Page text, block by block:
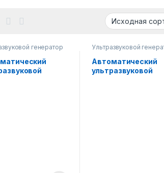
генератор
пластика и
материалов 15–40
Ультразвуковой
для сварки пластика и
нетканых материалов
кГц
Автоматический
ультразвуковой